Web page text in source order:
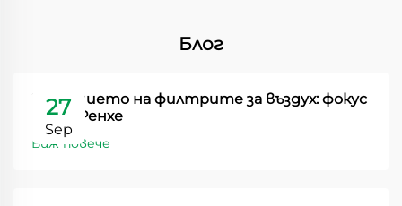
Блог
27
Sep
Значението на филтрите за въздух: фокус
върху Ренхе
Виж повече